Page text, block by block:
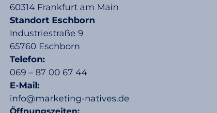
60314 Frankfurt am Main
Standort Eschborn
Industriestraße 9
65760 Eschborn
Telefon:
069 – 87 00 67 44
E-Mail:
info@marketing-natives.de
Öffnungszeiten: